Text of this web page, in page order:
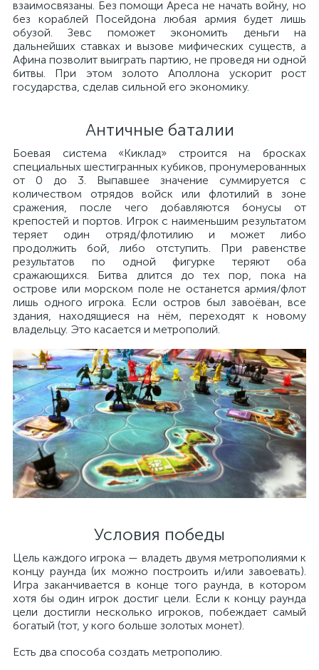
взаимосвязаны. Без помощи Ареса не начать войну, но
без кораблей Посейдона любая армия будет лишь
обузой. Зевс поможет экономить деньги на
дальнейших ставках и вызове мифических существ, а
Афина позволит выиграть партию, не проведя ни одной
битвы. При этом золото Аполлона ускорит рост
государства, сделав сильной его экономику.
Античные баталии
Боевая система «Киклад» строится на бросках
специальных шестигранных кубиков, пронумерованных
от 0 до 3. Выпавшее значение суммируется с
количеством отрядов войск или флотилий в зоне
сражения, после чего добавляются бонусы от
крепостей и портов. Игрок с наименьшим результатом
теряет один отряд/флотилию и может либо
продолжить бой, либо отступить. При равенстве
результатов по одной фигурке теряют оба
сражающихся. Битва длится до тех пор, пока на
острове или морском поле не останется армия/флот
лишь одного игрока. Если остров был завоёван, все
здания, находящиеся на нём, переходят к новому
владельцу. Это касается и метрополий.
Условия победы
Цель каждого игрока — владеть двумя метрополиями к
концу раунда (их можно построить и/или завоевать).
Игра заканчивается в конце того раунда, в котором
хотя бы один игрок достиг цели. Если к концу раунда
цели достигли несколько игроков, побеждает самый
богатый (тот, у кого больше золотых монет).
Есть два способа создать метрополию.